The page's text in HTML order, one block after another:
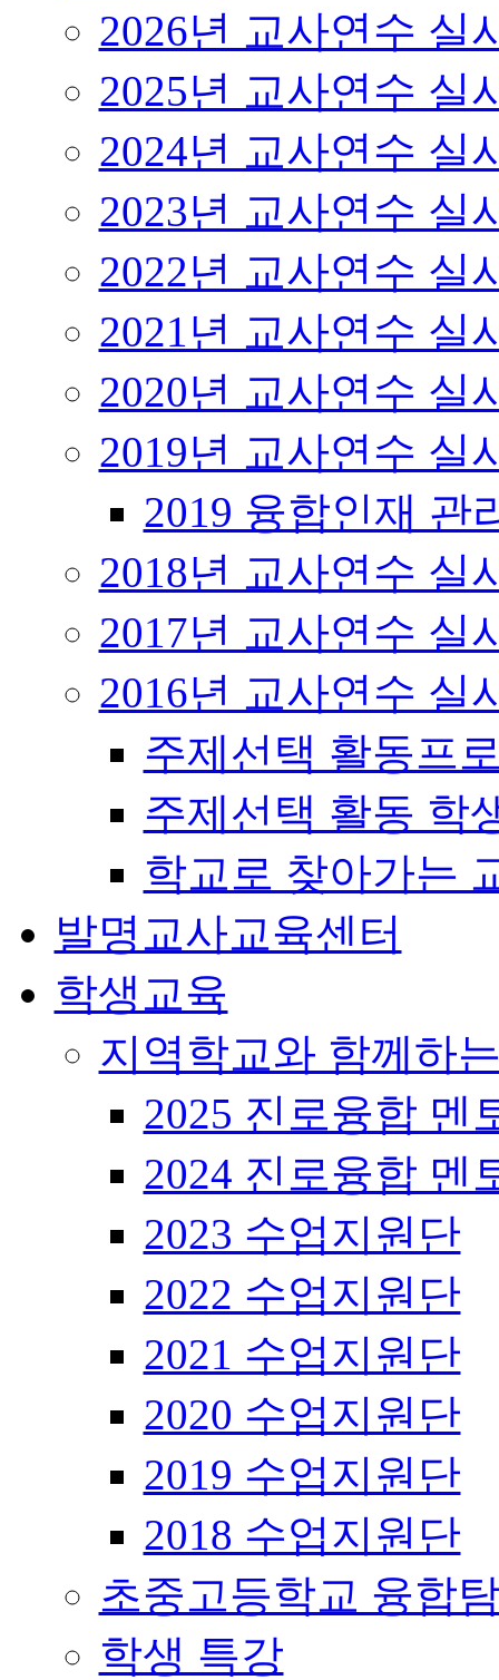
2026년 교사연수 실
2025년 교사연수 실
2024년 교사연수 실
2023년 교사연수 실
2022년 교사연수 실
2021년 교사연수 실
2020년 교사연수 실
2019년 교사연수 실
2019 융합인재 관
2018년 교사연수 실
2017년 교사연수 실
2016년 교사연수 실
주제선택 활동프
주제선택 활동 학
학교로 찾아가는
발명교사교육센터
학생교육
지역학교와 함께하
2025 진로융합 멘
2024 진로융합 멘
2023 수업지원단
2022 수업지원단
2021 수업지원단
2020 수업지원단
2019 수업지원단
2018 수업지원단
초중고등학교 융합
학생 특강